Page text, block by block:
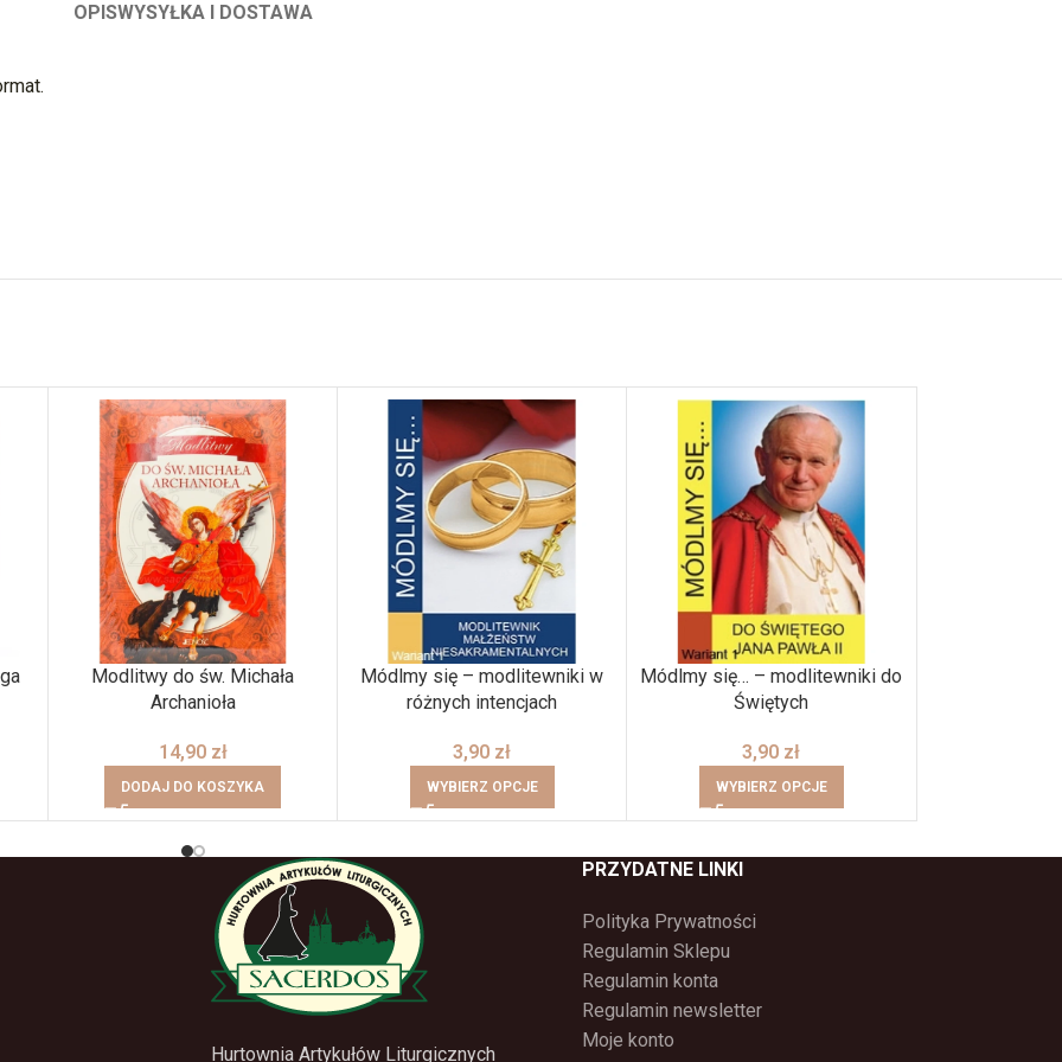
OPISWYSYŁKA I DOSTAWA
Modlitwy do św. Michała
Archanioła
14,90 zł
DODAJ DO KOSZYKA
Módlmy się – modlitewniki w
różnych intencjach
3,90 zł
WYBIERZ OPCJE
Módlmy się… – modlitewniki do
Świętych
3,90 zł
WYBIERZ OPCJE
Hurtownia Artykułów Liturgicznych
PRZYDATNE LINKI
Polityka Prywatności
Regulamin Sklepu
Regulamin konta
Regulamin newsletter
Moje konto